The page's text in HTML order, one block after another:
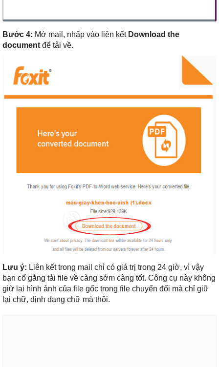
Bước 4: Mở mail, nhấp vào liên kết Download the
document để tải về.
Lưu ý: Liên kết trong mail chỉ có giá trị trong 24 giờ, vì vậy
bạn cố gắng tải file về càng sớm càng tốt. Công cụ này không
giữ lại hình ảnh của file gốc trong file chuyển đổi mà chỉ giữ
lại chữ, định dạng chữ mà thôi.